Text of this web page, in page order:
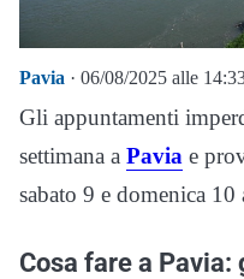
Pavia · 06/08/2025 alle
Gli appuntamenti
settimana a Pavia e
sabato 9 e domenica 10
Cosa fare a